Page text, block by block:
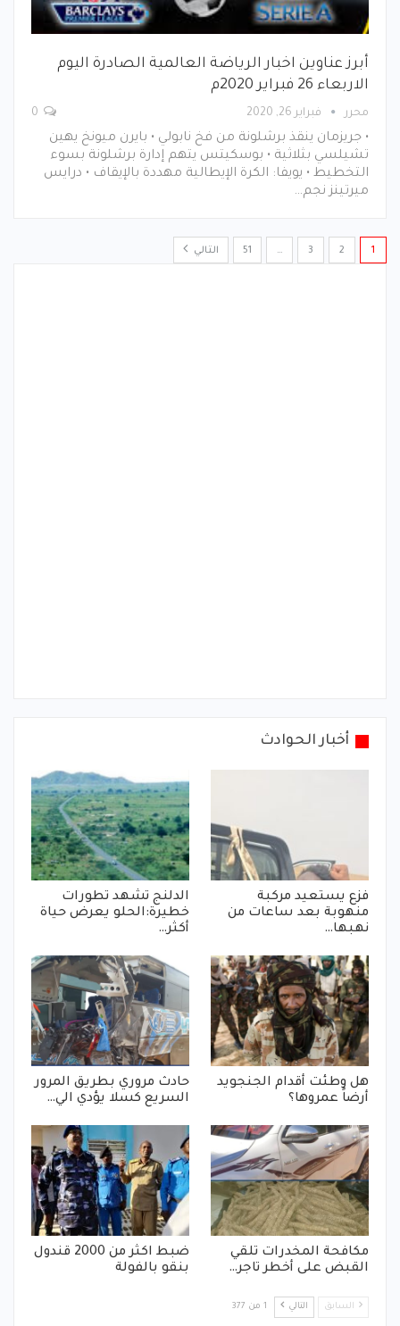
أبرز عناوين اخبار الرياضة العالمية الصادرة اليوم
الاربعاء 26 فبراير 2020م
محرر فبراير 26, 2020
• جريزمان ينقذ برشلونة من فخ نابولي • بايرن ميونخ يهين
تشيلسي بثلاثية • بوسكيتس يتهم إدارة برشلونة بسوء
التخطيط • يويفا: الكرة الإيطالية مهددة بالإيقاف • درايس
ميرتينز نجم…
1
2
3
…
51 التالي
أخبار الحوادث
فزع يستعيد مركبة
منهوبة بعد ساعات من
نهبها…
الدلنج تشهد تطورات
خطيرة:الحلو يعرض حياة
أكثر…
هل وطئت أقدام الجنجويد
أرضاً عمروها؟
حادث مروري بطريق المرور
السريع كسلا يؤدي الي…
مكافحة المخدرات تلقي
القبض على أخطر تاجر…
ضبط اكثر من 2000 قندول
بنقو بالفولة
السابق التالي 1 من 377